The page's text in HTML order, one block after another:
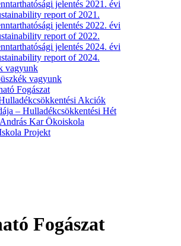
jelentés 2021. évi
report of 2021.
jelentés 2022. évi
report of 2022.
jelentés 2024. évi
report of 2024.
vagyunk
vagyunk
Fogászat
Akciók
– Hulladékcsökkentési Hét
Kar Ökoiskola
Projekt
Fogászat